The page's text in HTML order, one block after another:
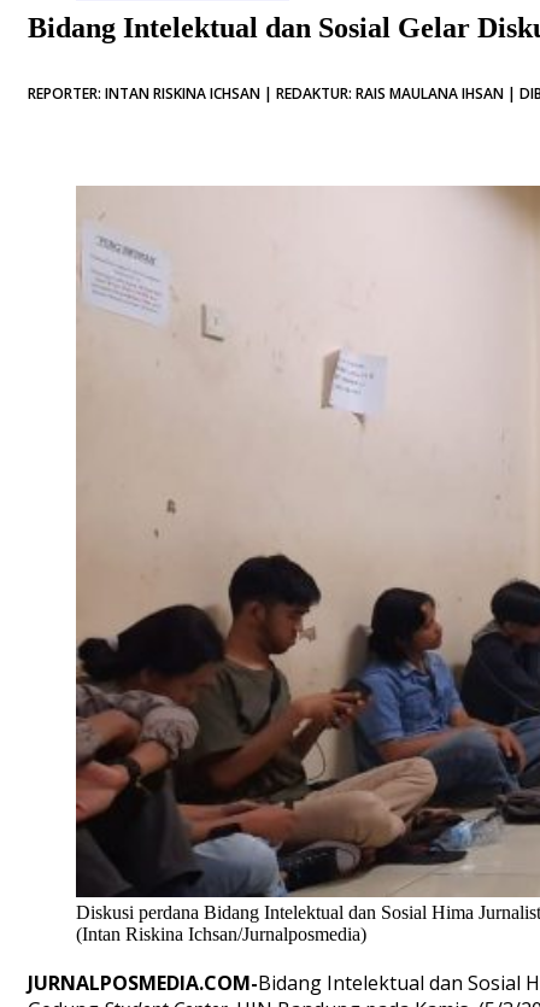
Bidang Intelektual dan Sosial Gelar
REPORTER: INTAN RISKINA ICHSAN | REDAKTUR: RAIS MAULANA IHSAN |
Diskusi perdana Bidang Intelektual dan Sosial Hima
(Intan Riskina Ichsan/Jurnalposmedia)
JURNALPOSMEDIA.COM-Bidang Intelektual dan Sosial